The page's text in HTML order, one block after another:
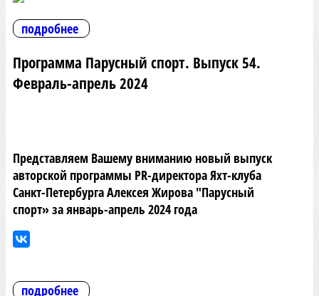
подробнее
Программа Парусный спорт. Выпуск 54.
Февраль-апрель 2024
Представляем Вашему вниманию новый выпуск
авторской программы PR-директора Яхт-клуба
Санкт-Петербурга Алексея Жирова "Парусный
спорт» за январь-апрель 2024 года
подробнее